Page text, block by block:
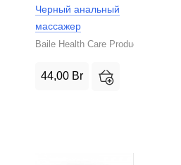
Черный анальный
массажер
Baile Health Care Product
44,00 Br